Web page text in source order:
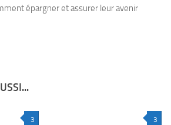
épargner et assurer leur avenir
3 3